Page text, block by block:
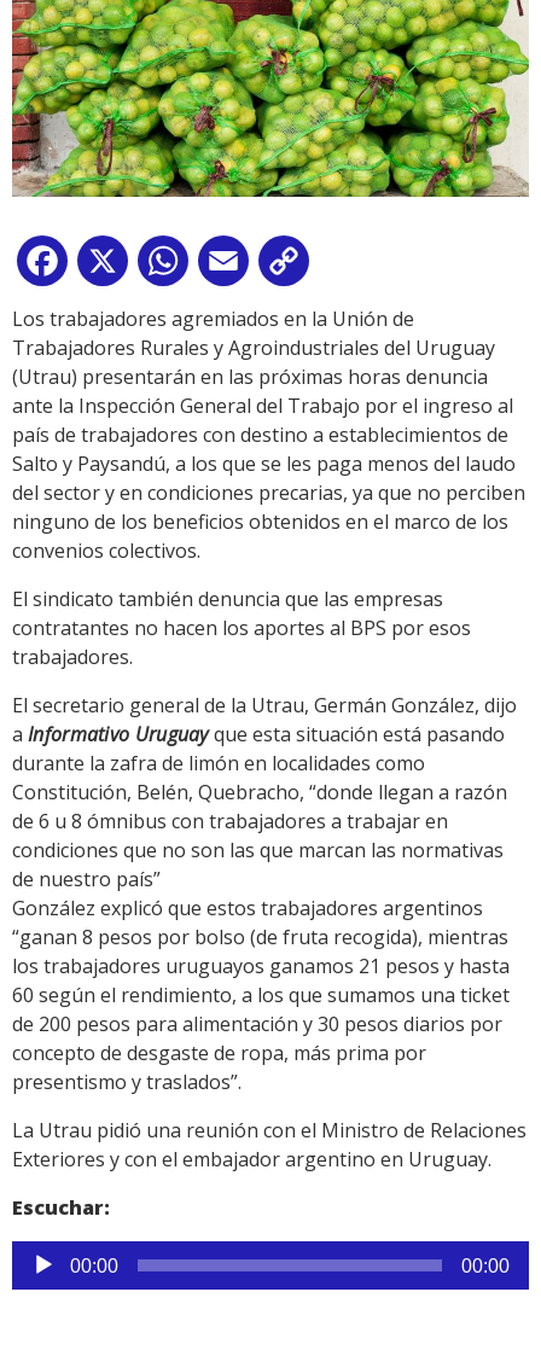
Facebook
X WhatsApp
Email
Link
Los trabajadores agremiados en la Unión de
Trabajadores Rurales y Agroindustriales del Uruguay
(Utrau) presentarán en las próximas horas denuncia
ante la Inspección General del Trabajo por el ingreso al
país de trabajadores con destino a establecimientos de
Salto y Paysandú, a los que se les paga menos del laudo
del sector y en condiciones precarias, ya que no perciben
ninguno de los beneficios obtenidos en el marco de los
convenios colectivos.
El sindicato también denuncia que las empresas
contratantes no hacen los aportes al BPS por esos
trabajadores.
El secretario general de la Utrau, Germán González, dijo
a Informativo Uruguayque esta situación está pasando
durante la zafra de limón en localidades como
Constitución, Belén, Quebracho, “donde llegan a razón
de 6 u 8 ómnibus con trabajadores a trabajar en
condiciones que no son las que marcan las normativas
de nuestro país”
González explicó que estos trabajadores argentinos
“ganan 8 pesos por bolso (de fruta recogida), mientras
los trabajadores uruguayos ganamos 21 pesos y hasta
60 según el rendimiento, a los que sumamos una ticket
de 200 pesos para alimentación y 30 pesos diarios por
concepto de desgaste de ropa, más prima por
presentismo y traslados”.
La Utrau pidió una reunión con el Ministro de Relaciones
Exteriores y con el embajador argentino en Uruguay.
Escuchar:
Reproductor
de
00:00 00:00